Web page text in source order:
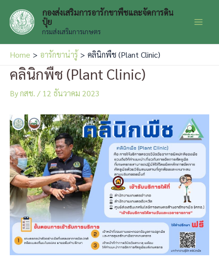
content
กองส่งเสริมการอารักขาพืชและจัดการดิน
ปุ๋ย
กรมส่งเสริมการเกษตร
Home อารักขาน่ารู้ คลินิกพืช (Plant Clinic)
คลินิกพืช (Plant Clinic)
Byกสช. / 12 ธันวาคม 2023